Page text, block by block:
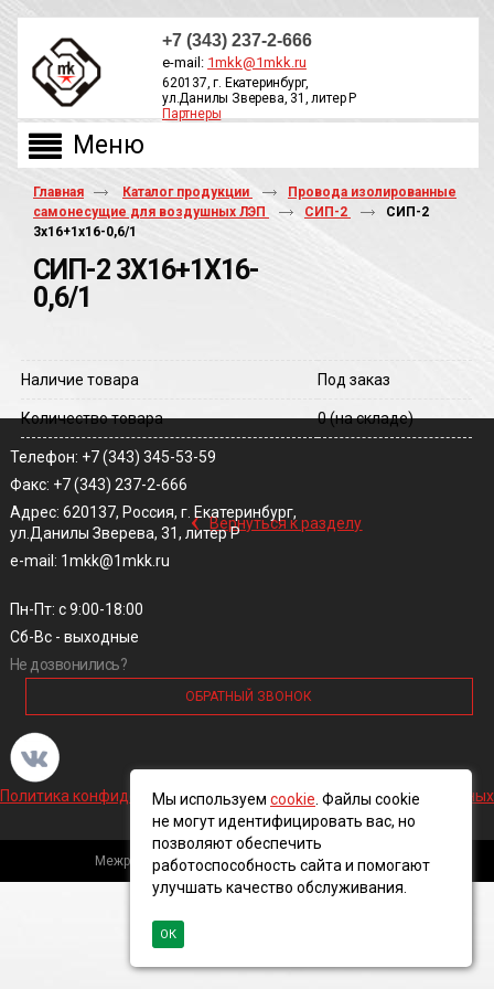
+7 (343) 237-2-666
e-mail: 1mkk@1mkk.ru
620137, г. Екатеринбург,
ул.Данилы Зверева, 31, литер Р
Партнеры
Главная Каталог продукции
Провода изолированные
самонесущие для воздушных ЛЭП
СИП-2
СИП-2
3х16+1х16-0,6/1
СИП-2 3Х16+1Х16-
0,6/1
Наличие товара Под заказ
Количество товара 0(на складе)
‹ Вернуться к разделу
Телефон: +7 (343) 345-53-59
Факс: +7 (343) 237-2-666
Адрес: 620137, Россия, г. Екатеринбург,
ул.Данилы Зверева, 31, литер Р
e-mail: 1mkk@1mkk.ru
Пн-Пт: с 9:00-18:00
Сб-Вс - выходные
Не дозвонились?
ОБРАТНЫЙ ЗВОНОК
Политика конфиденциальности и обработки персональных данных
Межрегиональная кабельная компания, 2016 ©
Мы используем cookie . Файлы cookie
не могут идентифицировать вас, но
позволяют обеспечить
работоспособность сайта и помогают
улучшать качество обслуживания.
ОК